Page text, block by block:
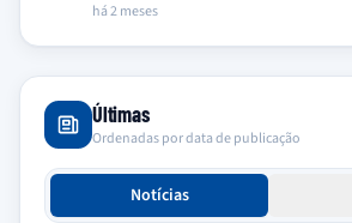
há 2 meses
Últimas
Ordenadas por data de publicação
Notícias